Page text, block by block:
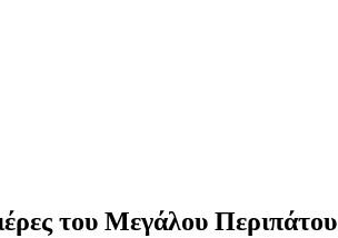
του Μεγάλου Περιπάτου